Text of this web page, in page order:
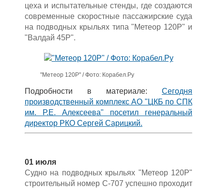
цеха и испытательные стенды, где создаются
современные скоростные пассажирские суда
на подводных крыльях типа "Метеор 120Р" и
"Валдай 45Р".
"Метеор 120Р" / Фото: Корабел.Ру
Подробности в материале: Сегодня
производственный комплекс АО "ЦКБ по СПК
им. Р.Е. Алексеева" посетил генеральный
директор РКО Сергей Сарицкий.
01 июля
Судно на подводных крыльях "Метеор 120Р"
строительный номер С-707 успешно проходит